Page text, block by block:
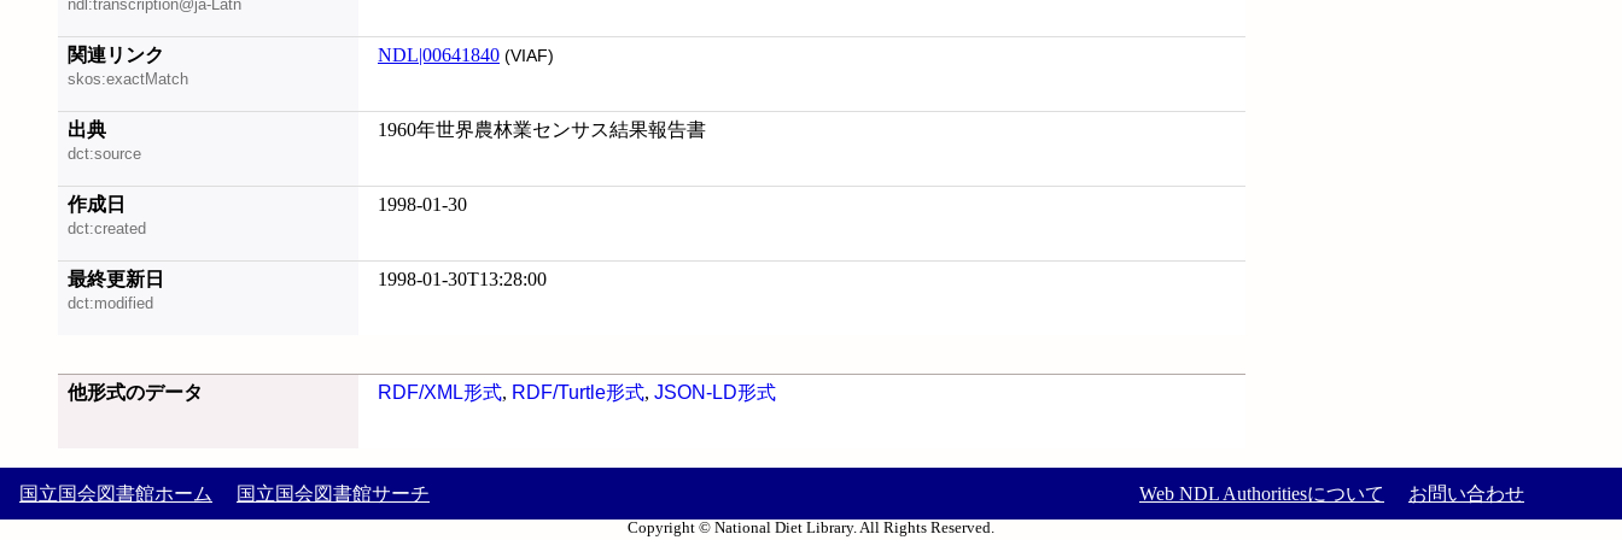
ndl:transcription@ja-Latn
関連リンク
skos:exactMatch
NDL|00641840 (VIAF)
出典
dct:source
1960年世界農林業センサス結果報告書
作成日
dct:created
1998-01-30
最終更新日
dct:modified
1998-01-30T13:28:00
他形式のデータ RDF/XML形式, RDF/Turtle形式, JSON-LD形式
国立国会図書館ホーム 国立国会図書館サーチ Web NDL Authoritiesについて お問い合わせ
Copyright © National Diet Library. All Rights Reserved.